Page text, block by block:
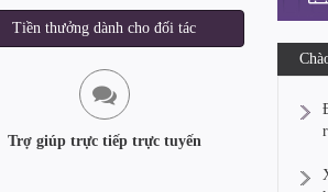
Tiền thưởng dành cho đối tác
Trợ giúp trực tiếp trực tuyến